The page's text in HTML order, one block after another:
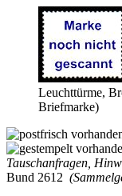
Leuchttürme,
Briefmarke)
Tauschanfragen,
Bund 2612